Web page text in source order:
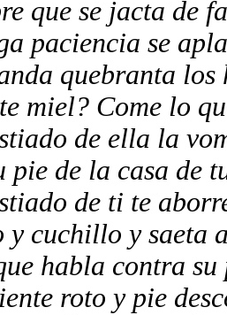
que se jacta de
paciencia se
quebranta los
miel? Come lo
de ella la
pie de la casa de
de ti te
cuchillo y saeta
habla contra
roto y pie